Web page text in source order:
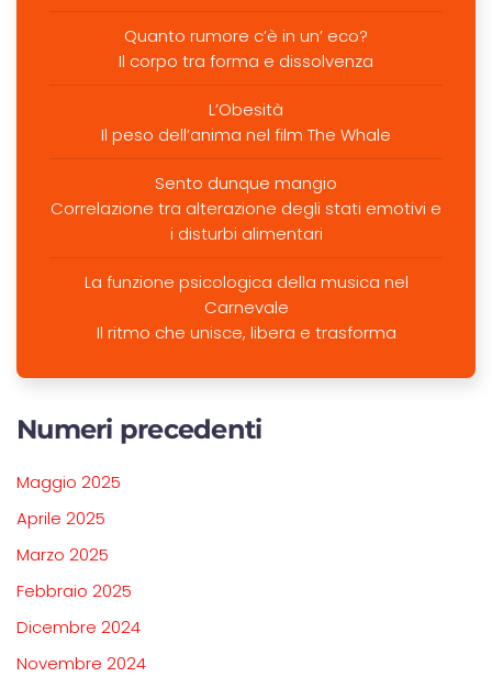
Quanto rumore c’è in un’ eco?
Il corpo tra forma e dissolvenza
L’Obesità
Il peso dell’anima nel film The Whale
Sento dunque mangio
Correlazione tra alterazione degli stati emotivi e
i disturbi alimentari
La funzione psicologica della musica nel
Carnevale
Il ritmo che unisce, libera e trasforma
Numeri precedenti
Maggio 2025
Aprile 2025
Marzo 2025
Febbraio 2025
Dicembre 2024
Novembre 2024